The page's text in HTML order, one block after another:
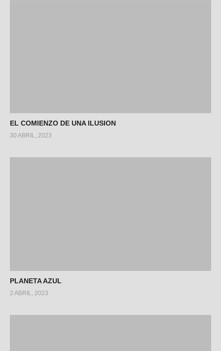
EL COMIENZO DE UNA ILUSION
30 ABRIL, 2023
PLANETA AZUL
2 ABRIL, 2023